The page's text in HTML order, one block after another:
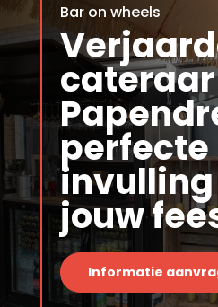
Bar on wheels
cateraar
perfecte
jouw
Informatie